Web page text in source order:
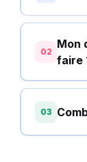
02
Mon
faire
03